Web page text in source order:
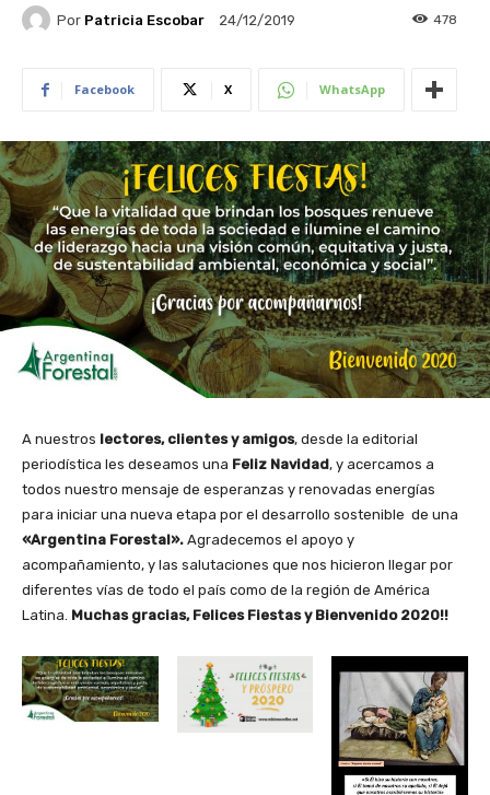
Por Patricia Escobar 24/12/2019 478
Facebook X WhatsApp
A nuestros lectores, clientes y amigos, desde la editorial
periodística les deseamos una Feliz Navidad, y acercamos a
todos nuestro mensaje de esperanzas y renovadas energías
para iniciar una nueva etapa por el desarrollo sostenible de una
«Argentina Forestal». Agradecemos el apoyo y
acompañamiento, y las salutaciones que nos hicieron llegar por
diferentes vías de todo el país como de la región de América
Latina. Muchas gracias, Felices Fiestas y Bienvenido 2020!!